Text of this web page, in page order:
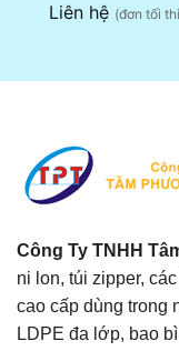
Liên hệ (đơn tối
Công Ty TNHH
ni lon, túi zipper,
cao cấp dùng trong
LDPE đa lớp, bao